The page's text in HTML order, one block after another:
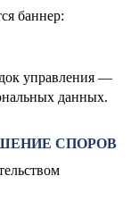
баннер:
управления —
данных.
СПОРОВ